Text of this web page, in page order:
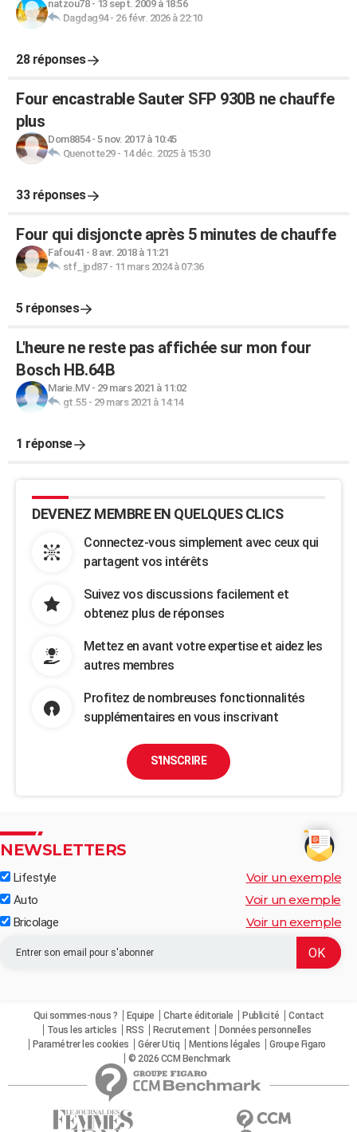
natzou78- 13 sept. 2009 à 18:56
Dagdag94- 26 févr. 2026 à 22:10
28 réponses
Four encastrable Sauter SFP 930B ne chauffe
plus
Dom8854- 5 nov. 2017 à 10:45
Quenotte29- 14 déc. 2025 à 15:30
33 réponses
Four qui disjoncte après 5 minutes de chauffe
Fafou41 - 8 avr. 2018 à 11:21
stf_jpd87- 11 mars 2024 à 07:36
5 réponses
L'heure ne reste pas affichée sur mon four
Bosch HB.64B
Marie.MV- 29 mars 2021 à 11:02
gt.55- 29 mars 2021 à 14:14
1 réponse
DEVENEZ MEMBRE EN QUELQUES CLICS
Connectez-vous simplement avec ceux qui
partagent vos intérêts
Suivez vos discussions facilement et
obtenez plus de réponses
Mettez en avant votre expertise et aidez les
autres membres
Profitez de nombreuses fonctionnalités
supplémentaires en vous inscrivant
S'INSCRIRE
NEWSLETTERS
Lifestyle Voir un exemple
Auto Voir un exemple
Bricolage Voir un exemple
Qui sommes-nous ? Equipe Charte éditoriale Publicité
Contact
Tous les articles
RSS Recrutement
Données personnelles
Paramétrer les cookies
Gérer Utiq Mentions légales
Groupe Figaro
© 2026 CCM Benchmark